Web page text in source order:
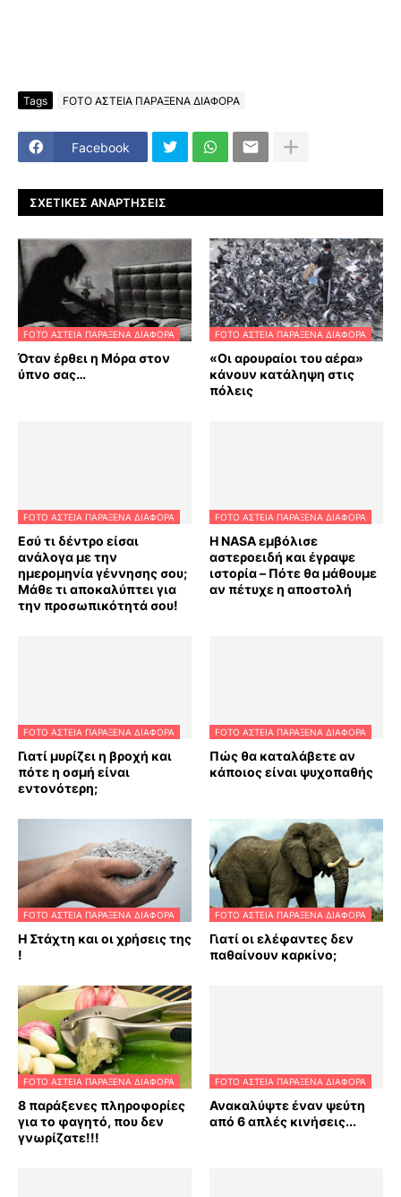
Tags FOTO ΑΣΤΕΙΑ ΠΑΡΑΞΕΝΑ ΔΙΑΦΟΡΑ
Facebook
ΣΧΕΤΙΚΈΣ ΑΝΑΡΤΉΣΕΙΣ
FOTO ΑΣΤΕΙΑ ΠΑΡΑΞΕΝΑ ΔΙΑΦΟΡΑ
Όταν έρθει η Μόρα στον
ύπνο σας…
FOTO ΑΣΤΕΙΑ ΠΑΡΑΞΕΝΑ ΔΙΑΦΟΡΑ
«Οι αρουραίοι του αέρα»
κάνουν κατάληψη στις
πόλεις
FOTO ΑΣΤΕΙΑ ΠΑΡΑΞΕΝΑ ΔΙΑΦΟΡΑ
Εσύ τι δέντρο είσαι
ανάλογα με την
ημερομηνία γέννησης σου;
Μάθε τι αποκαλύπτει για
την προσωπικότητά σου!
FOTO ΑΣΤΕΙΑ ΠΑΡΑΞΕΝΑ ΔΙΑΦΟΡΑ
Η NASA εμβόλισε
αστεροειδή και έγραψε
ιστορία – Πότε θα μάθουμε
αν πέτυχε η αποστολή
FOTO ΑΣΤΕΙΑ ΠΑΡΑΞΕΝΑ ΔΙΑΦΟΡΑ
Γιατί μυρίζει η βροχή και
πότε η οσμή είναι
εντονότερη;
FOTO ΑΣΤΕΙΑ ΠΑΡΑΞΕΝΑ ΔΙΑΦΟΡΑ
Πώς θα καταλάβετε αν
κάποιος είναι ψυχοπαθής
FOTO ΑΣΤΕΙΑ ΠΑΡΑΞΕΝΑ ΔΙΑΦΟΡΑ
Η Στάχτη και οι χρήσεις της
!
FOTO ΑΣΤΕΙΑ ΠΑΡΑΞΕΝΑ ΔΙΑΦΟΡΑ
Γιατί οι ελέφαντες δεν
παθαίνουν καρκίνο;
FOTO ΑΣΤΕΙΑ ΠΑΡΑΞΕΝΑ ΔΙΑΦΟΡΑ
8 παράξενες πληροφορίες
για το φαγητό, που δεν
γνωρίζατε!!!
FOTO ΑΣΤΕΙΑ ΠΑΡΑΞΕΝΑ ΔΙΑΦΟΡΑ
Ανακαλύψτε έναν ψεύτη
από 6 απλές κινήσεις...